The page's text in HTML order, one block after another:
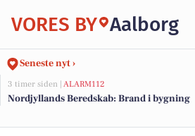
VORES BY Aalborg
Seneste nyt ›
3 timer siden | ALARM112
Nordjyllands Beredskab: Brand i bygning